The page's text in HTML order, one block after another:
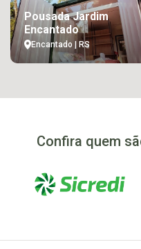
Pousada Jardim
Encantado
Encantado | RS
Confira quem